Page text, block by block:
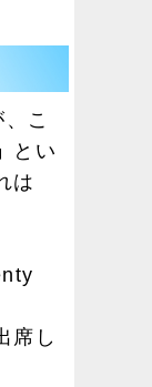
こ
とい
は
席し